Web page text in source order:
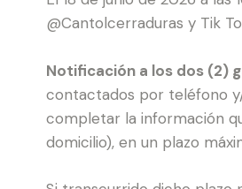
@Cantolcerraduras y Tik
Notificación a los dos (2)
contactados por teléfono
completar la información
domicilio), en un plazo